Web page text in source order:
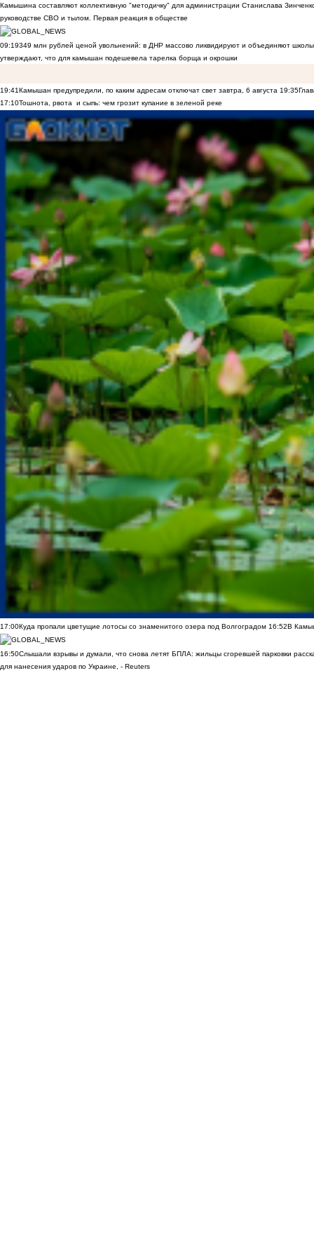
Камышина составляют коллективную "методичку" для администрации Станислава
руководстве СВО и тылом. Первая реакция в обществе
09:19349 млн рублей ценой увольнений: в ДНР массово ликвидируют и объединяют
утверждают, что для камышан подешевела тарелка борща и окрошки
19:41Камышан предупредили, по каким адресам отключат свет завтра, 6 августа 19:35
17:10Тошнота, рвота и сыпь: чем грозит купание в зеленой реке
17:00Куда пропали цветущие лотосы со знаменитого озера под Волгоградом 16:52В
16:50Слышали взрывы и думали, что снова летят БПЛА: жильцы сгоревшей парковки
для нанесения ударов по Украине, - Reuters